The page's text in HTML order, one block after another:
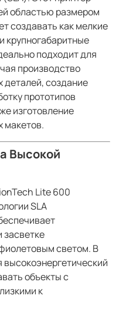
областью размером
создавать как мелкие
крупногабаритные
подходит для
производство
создание
прототипов
изготовление
макетов.
Высокой
Lite 600
SLA
засветке
светом. В
объекты с
к